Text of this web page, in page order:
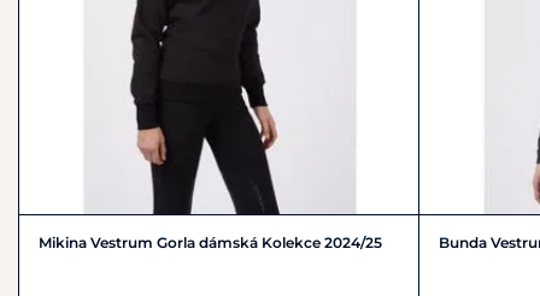
Mikina Vestrum Gorla dámská Kolekce 2024/25 Bunda